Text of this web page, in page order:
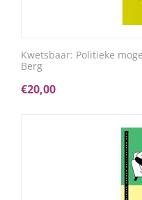
Kwetsbaar: Politieke
Berg
€20,00